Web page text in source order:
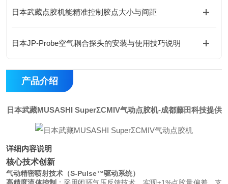
日本武藏点胶机能精准控制胶点大小与间距
日本JP-Probe空气耦合探头的安装与使用技巧说明
产品介绍
日本武藏MUSASHI SuperΣCMIV气动点胶机-成都藤田科技提供
详细内容说明
核心技术创新
气动精密喷射技术（S-Pulse™驱动系统）